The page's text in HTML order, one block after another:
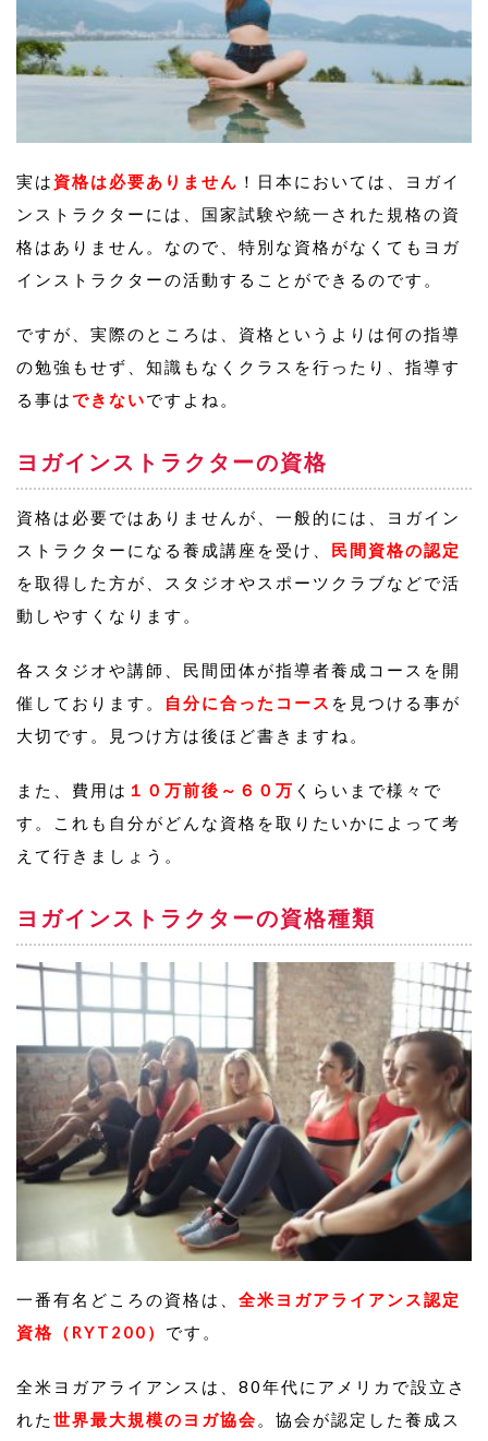
実は 資格は必要ありません ！日本においては、ヨガイ
ンストラクターには、国家試験や統一された規格の資
格はありません。なので、特別な資格がなくてもヨガ
インストラクターの活動することができるのです。
ですが、実際のところは、資格というよりは何の指導
の勉強もせず、知識もなくクラスを行ったり、指導す
る事はできないですよね。
ヨガインストラクターの資格
資格は必要ではありませんが、一般的には、ヨガイン
ストラクターになる養成講座を受け、 民間資格の認定
を取得した方が、スタジオやスポーツクラブなどで活
動しやすくなります。
各スタジオや講師、民間団体が指導者養成コースを開
催しております。
自分に合ったコース を見つける事が
大切です。見つけ方は後ほど書きますね。
また、費用は １０万前後～６０万 くらいまで様々で
す。これも自分がどんな資格を取りたいかによって考
えて行きましょう。
ヨガインストラクターの資格種類
一番有名どころの資格は、 全米ヨガアライアンス認定
資格（RYT200） です。
全米ヨガアライアンスは、80年代にアメリカで設立さ
れた 世界最大規模のヨガ協会。協会が認定した養成ス